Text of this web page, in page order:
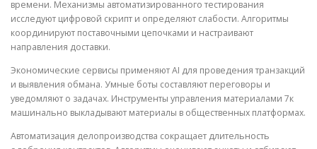
времени. Механизмы автоматизированного тестирования
исследуют цифровой скрипт и определяют слабости. Алгоритмы
координируют поставочными цепочками и настраивают
направления доставки.
Экономические сервисы применяют AI для проведения транзакций
и выявления обмана. Умные боты составляют переговоры и
уведомляют о задачах. Инструменты управления материалами 7к
машинально выкладывают материалы в общественных платформах.
Автоматизация делопроизводства сокращает длительность